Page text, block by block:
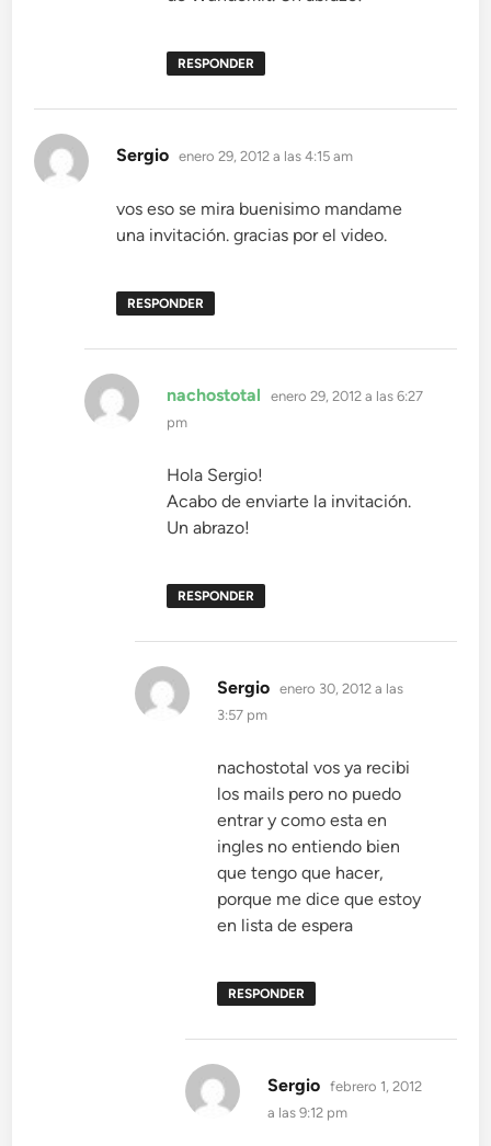
RESPONDER
Sergio dice:
enero 29, 2012 a las 4:15 am
vos eso se mira buenisimo mandame
una invitación. gracias por el video.
RESPONDER
nachostotal dice:
enero 29, 2012 a las 6:27
pm
Hola Sergio!
Acabo de enviarte la invitación.
Un abrazo!
RESPONDER
Sergio dice:
enero 30, 2012 a las
3:57 pm
nachostotal vos ya recibi
los mails pero no puedo
entrar y como esta en
ingles no entiendo bien
que tengo que hacer,
porque me dice que estoy
en lista de espera
RESPONDER
Sergio dice:
febrero 1, 2012
a las 9:12 pm